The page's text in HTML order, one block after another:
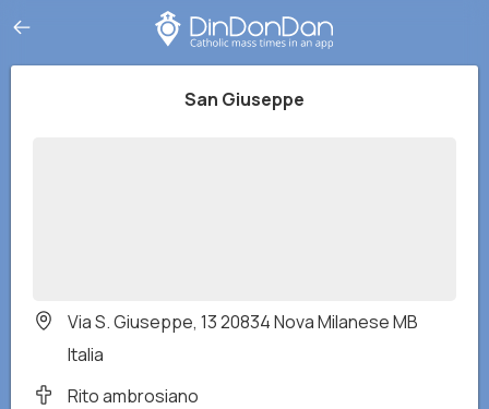
San Giuseppe
Via S. Giuseppe, 13 20834 Nova Milanese MB
Italia
Rito ambrosiano